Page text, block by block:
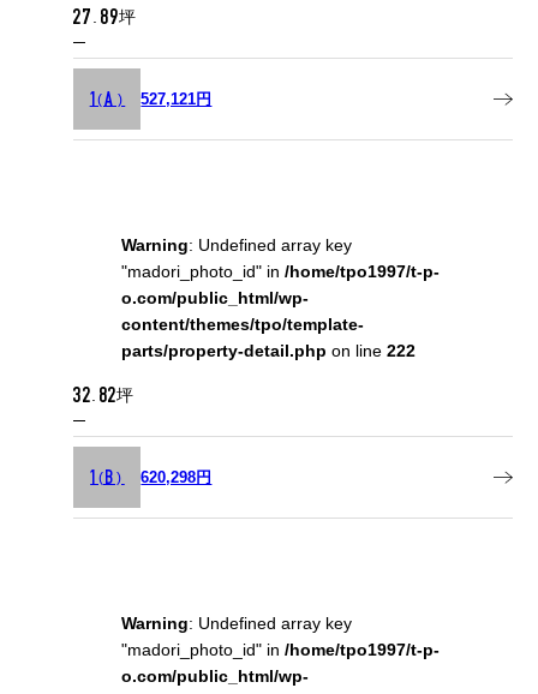
27.89坪
1(A) 527,121円
Warning: Undefined array key
"madori_photo_id" in/home/tpo1997/t-p-
o.com/public_html/wp-
content/themes/tpo/template-
parts/property-detail.php on line222
32.82坪
1(B) 620,298円
Warning: Undefined array key
"madori_photo_id" in/home/tpo1997/t-p-
o.com/public_html/wp-